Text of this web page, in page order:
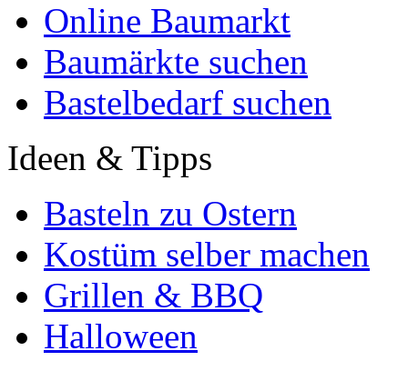
Online Baumarkt
Baumärkte suchen
Bastelbedarf suchen
Ideen & Tipps
Basteln zu Ostern
Kostüm selber machen
Grillen & BBQ
Halloween